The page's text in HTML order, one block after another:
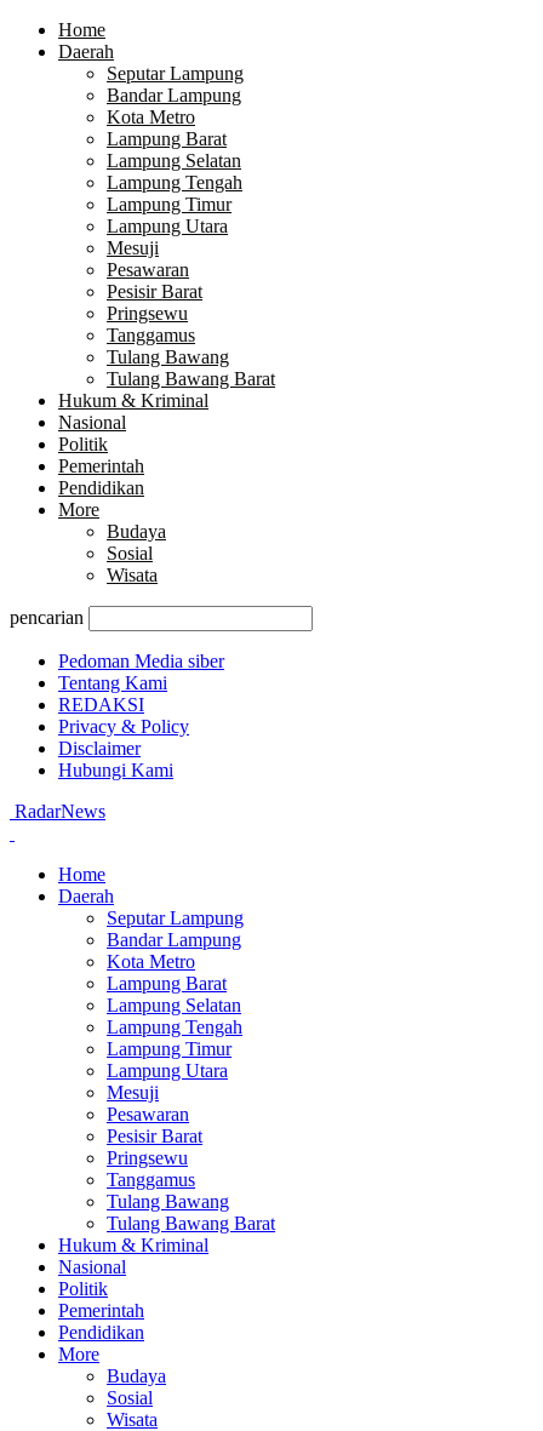
Home
Daerah
Seputar Lampung
Bandar Lampung
Kota Metro
Lampung Barat
Lampung Selatan
Lampung Tengah
Lampung Timur
Lampung Utara
Mesuji
Pesawaran
Pesisir Barat
Pringsewu
Tanggamus
Tulang Bawang
Tulang Bawang Barat
Hukum & Kriminal
Nasional
Politik
Pemerintah
Pendidikan
More
Budaya
Sosial
Wisata
pencarian
Pedoman Media siber
Tentang Kami
REDAKSI
Privacy & Policy
Disclaimer
Hubungi Kami
RadarNews
Home
Daerah
Seputar Lampung
Bandar Lampung
Kota Metro
Lampung Barat
Lampung Selatan
Lampung Tengah
Lampung Timur
Lampung Utara
Mesuji
Pesawaran
Pesisir Barat
Pringsewu
Tanggamus
Tulang Bawang
Tulang Bawang Barat
Hukum & Kriminal
Nasional
Politik
Pemerintah
Pendidikan
More
Budaya
Sosial
Wisata